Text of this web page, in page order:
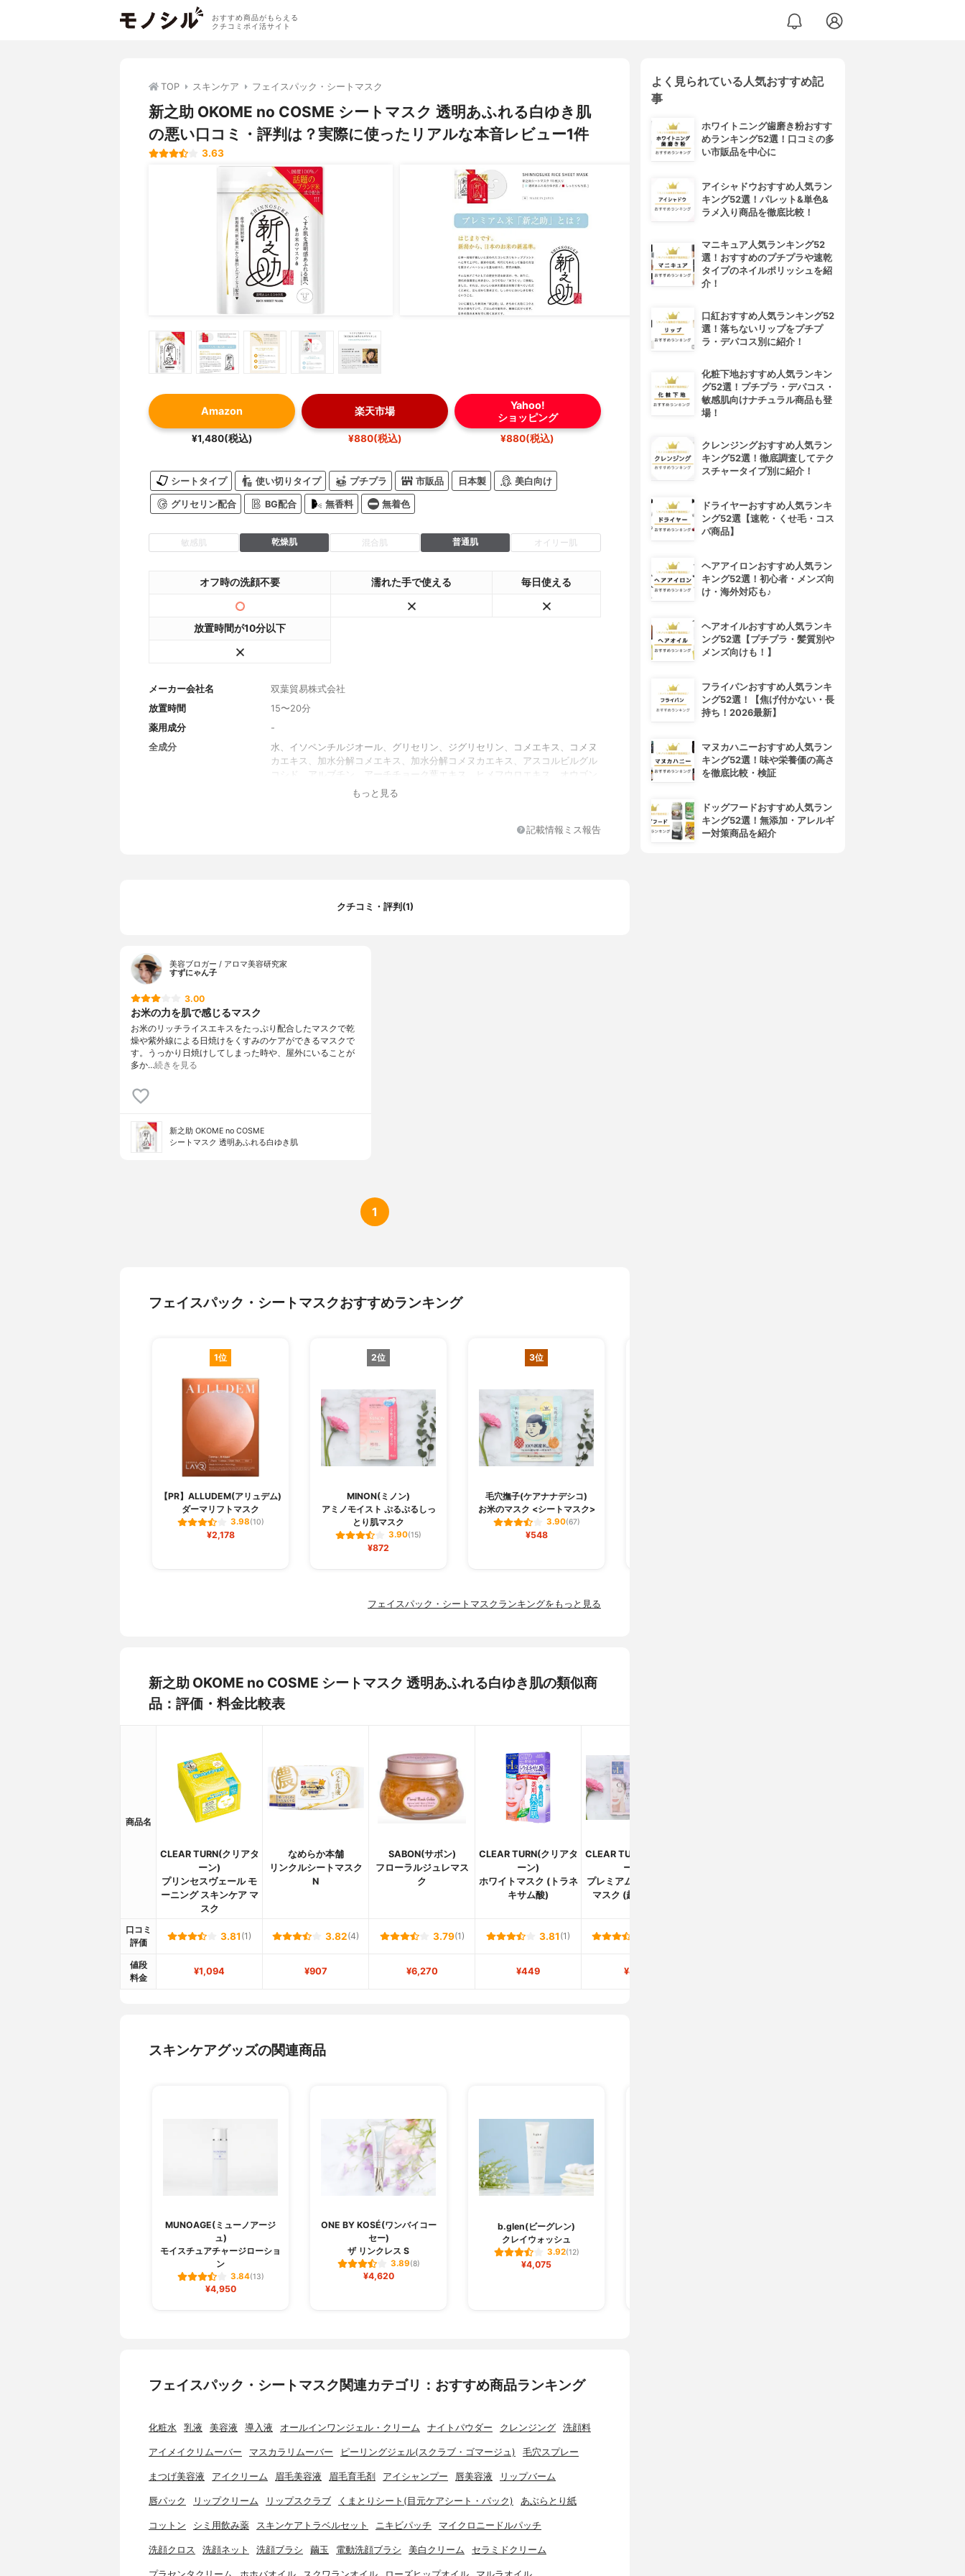
おすすめ商品がもらえる
クチコミポイ活サイト
TOP スキンケア フェイスパック・シートマスク
新之助 OKOME no COSME シートマスク 透明あふれる白ゆき肌
の悪い口コミ・評判は？実際に使ったリアルな本音レビュー1件
3.63
Amazon
¥1,480(税込)
楽天市場
¥880(税込)
Yahoo!
ショッピング
¥880(税込)
シートタイプ 使い切りタイプ プチプラ 市販品 日本製 美白向け
グリセリン配合 BG配合 無香料 無着色
敏感肌 乾燥肌 混合肌 普通肌 オイリー肌
オフ時の洗顔不要 濡れた手で使える 毎日使える
放置時間が10分以下
メーカー会社名
双葉貿易株式会社
放置時間
15〜20分
薬用成分
-
全成分
水、イソペンチルジオール、グリセリン、ジグリセリン、コメエキス、コメヌ
カエキス、加水分解コメエキス、加水分解コメヌカエキス、アスコルビルグル
コシド、アルブチン、アーチチョーク葉エキス、ヒメフウロエキス、オウゴン
根エキス、カンゾウ根エキス、ナツメ果実エキス、イノシトール、グリセリル
もっと見る
記載情報ミス報告
クチコミ・評判(1)
美容ブロガー / アロマ美容研究家
すずにゃん子
3.00
お米の力を肌で感じるマスク
お米のリッチライスエキスをたっぷり配合したマスクで乾
燥や紫外線による日焼けをくすみのケアができるマスクで
す。うっかり日焼けしてしまった時や、屋外にいることが
多か…続きを見る
新之助 OKOME no COSME
シートマスク 透明あふれる白ゆき肌
1
フェイスパック・シートマスクおすすめランキング
1位
【PR】ALLUDEM(アリュデム)
ダーマリフトマスク
3.98(10)
¥2,178
2位
MINON(ミノン)
アミノモイスト ぷるぷるしっ
とり肌マスク
3.90(15)
¥872
3位
毛穴撫子(ケアナナデシコ)
お米のマスク <シートマスク>
3.90(67)
¥548
フェイスパック・シートマスクランキングをもっと見る
新之助 OKOME no COSME シートマスク 透明あふれる白ゆき肌の類似商
品：評価・料金比較表
商品名
CLEAR TURN(クリアタ
ーン)
プリンセスヴェール モ
ーニング スキンケア マ
スク
なめらか本舗
リンクルシートマスク
N
SABON(サボン)
フローラルジュレマス
ク
CLEAR TURN(クリアタ
ーン)
ホワイトマスク (トラネ
キサム酸)
CLEAR TURN(クリアタ
ーン)
プレミアム フレッシュ
マスク (超しっとり)
口コミ
評価
3.81 (1) 3.82(4) 3.79(1) 3.81 (1)
値段
料金
¥1,094 ¥907 ¥6,270 ¥449 ¥415
スキンケアグッズの関連商品
MUNOAGE(ミューノアージ
ュ)
モイスチュアチャージローショ
ン
3.84(13)
¥4,950
ONE BY KOSÉ(ワンバイコー
セー)
ザ リンクレス S
3.89(8)
¥4,620
b.glen(ビーグレン)
クレイウォッシュ
3.92(12)
¥4,075
フェイスパック・シートマスク関連カテゴリ：おすすめ商品ランキング
化粧水 乳液 美容液 導入液 オールインワンジェル・クリーム ナイトパウダー クレンジング 洗顔料
アイメイクリムーバー マスカラリムーバー ピーリングジェル(スクラブ・ゴマージュ) 毛穴スプレー
まつげ美容液 アイクリーム 眉毛美容液 眉毛育毛剤 アイシャンプー 唇美容液 リップバーム
唇パック リップクリーム リップスクラブ くまとりシート(目元ケアシート・パック) あぶらとり紙
コットン シミ用飲み薬 スキンケアトラベルセット ニキビパッチ マイクロニードルパッチ
洗顔クロス 洗顔ネット 洗顔ブラシ 繭玉 電動洗顔ブラシ 美白クリーム セラミドクリーム
よく見られている人気おすすめ記
事
ホワイトニング歯磨き粉おすす
めランキング52選！口コミの多
い市販品を中心に
アイシャドウおすすめ人気ラン
キング52選！パレット&単色&
ラメ入り商品を徹底比較！
マニキュア人気ランキング52
選！おすすめのプチプラや速乾
タイプのネイルポリッシュを紹
介！
口紅おすすめ人気ランキング52
選！落ちないリップをプチプ
ラ・デパコス別に紹介！
化粧下地おすすめ人気ランキン
グ52選！プチプラ・デパコス・
敏感肌向けナチュラル商品も登
場！
クレンジングおすすめ人気ラン
キング52選！徹底調査してテク
スチャータイプ別に紹介！
ドライヤーおすすめ人気ランキ
ング52選【速乾・くせ毛・コス
パ商品】
ヘアアイロンおすすめ人気ラン
キング52選！初心者・メンズ向
け・海外対応も♪
ヘアオイルおすすめ人気ランキ
ング52選【プチプラ・髪質別や
メンズ向けも！】
フライパンおすすめ人気ランキ
ング52選！【焦げ付かない・長
持ち！2026最新】
マヌカハニーおすすめ人気ラン
キング52選！味や栄養価の高さ
を徹底比較・検証
ドッグフードおすすめ人気ラン
キング52選！無添加・アレルギ
ー対策商品を紹介